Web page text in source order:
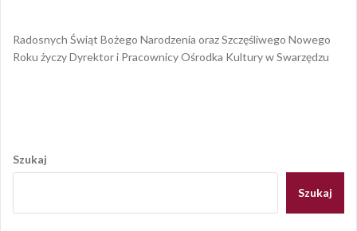
Radosnych Świąt Bożego Narodzenia oraz Szczęśliwego Nowego
Roku życzy Dyrektor i Pracownicy Ośrodka Kultury w Swarzędzu
wpisu
Szukaj
Szukaj